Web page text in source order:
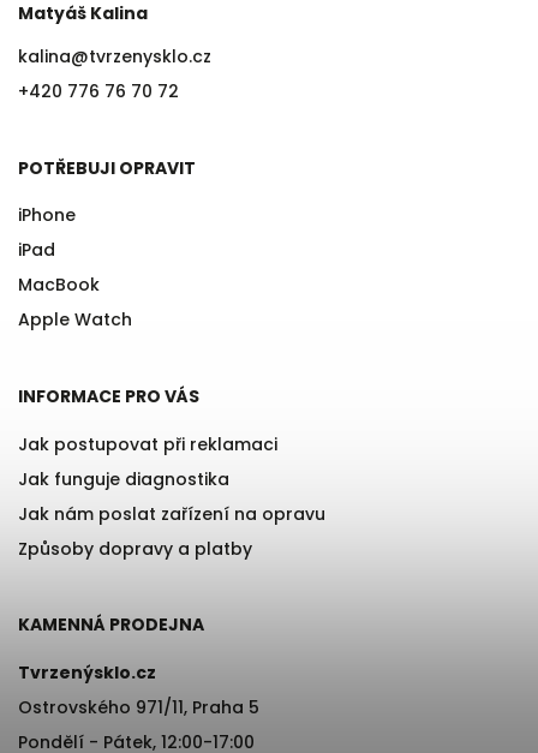
Matyáš Kalina
kalina@tvrzenysklo.cz
+420 776 76 70 72
POTŘEBUJI OPRAVIT
iPhone
iPad
MacBook
Apple Watch
INFORMACE PRO VÁS
Jak postupovat při reklamaci
Jak funguje diagnostika
Jak nám poslat zařízení na opravu
Způsoby dopravy a platby
KAMENNÁ PRODEJNA
Tvrzenýsklo.cz
Ostrovského 971/11, Praha 5
Pondělí - Pátek, 12:00-17:00